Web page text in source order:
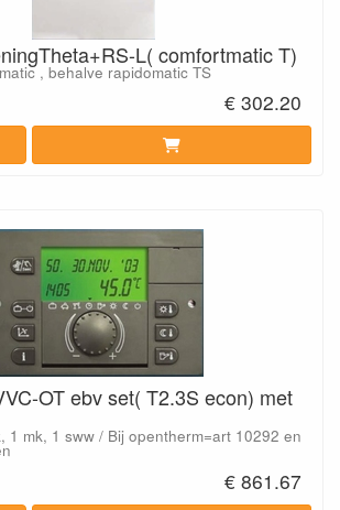
L( comfortmatic T)
, behalve rapidomatic TS
€ 302.20
OT ebv set( T2.3S econ) met
1 mk, 1 sww / Bij opentherm=art 10292 en
€ 861.67